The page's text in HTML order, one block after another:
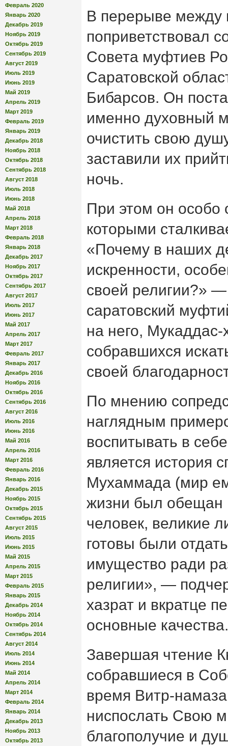
Февраль 2020
Январь 2020
Декабрь 2019
Ноябрь 2019
Октябрь 2019
Сентябрь 2019
Август 2019
Июль 2019
Июнь 2019
Май 2019
Апрель 2019
Март 2019
Февраль 2019
Январь 2019
Декабрь 2018
Ноябрь 2018
Октябрь 2018
Сентябрь 2018
Август 2018
Июль 2018
Июнь 2018
Май 2018
Апрель 2018
Март 2018
Февраль 2018
Январь 2018
Декабрь 2017
Ноябрь 2017
Октябрь 2017
Сентябрь 2017
Август 2017
Июль 2017
Июнь 2017
Май 2017
Апрель 2017
Март 2017
Февраль 2017
Январь 2017
Декабрь 2016
Ноябрь 2016
Октябрь 2016
Сентябрь 2016
Август 2016
Июль 2016
Июнь 2016
Май 2016
Апрель 2016
Март 2016
Февраль 2016
Январь 2016
Декабрь 2015
Ноябрь 2015
Октябрь 2015
Сентябрь 2015
Август 2015
Июль 2015
Июнь 2015
Май 2015
Апрель 2015
Март 2015
Февраль 2015
Январь 2015
Декабрь 2014
Ноябрь 2014
Октябрь 2014
Сентябрь 2014
Август 2014
Июль 2014
Июнь 2014
Май 2014
Апрель 2014
Март 2014
Февраль 2014
Январь 2014
Декабрь 2013
Ноябрь 2013
Октябрь 2013
В перерыве
поприветствовал
Совета муфтиев
Саратовской
Бибарсов. Он
именно духовный
очистить свою
заставили их
ночь.
При этом он особо
которыми
«Почему в наших
искренности,
своей религии?»
саратовский
на него, Мукаддас-
собравшихся
своей
По мнению
наглядным
воспитывать в
является история
Мухаммада (мир
жизни был обещан
человек, великие
готовы были
имущество ради
религии», —
хазрат и вкратце
основные качества.
Завершая чтение
собравшиеся в
время Витр-
ниспослать Свою
благополучие и